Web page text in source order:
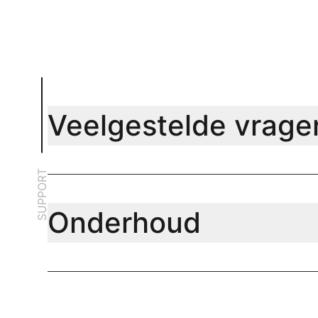
SUPPORT
Veelgestelde
Onderhoud